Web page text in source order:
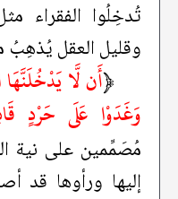
تُدخِلُوا الفقراء
وقليل العقل يُذهِبُ
﴿
وَغَدَوْا عَلَى حَرْدٍ
مُصَمِّمين على نية
إليها ورأوها قد